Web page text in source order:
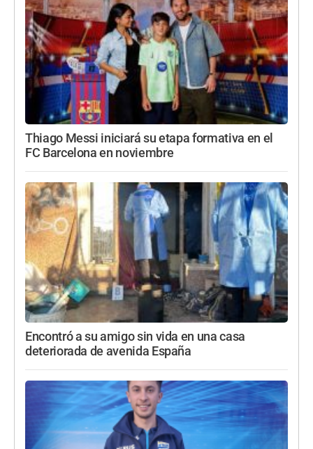
Thiago Messi iniciará su etapa formativa en el
FC Barcelona en noviembre
Encontró a su amigo sin vida en una casa
deteriorada de avenida España